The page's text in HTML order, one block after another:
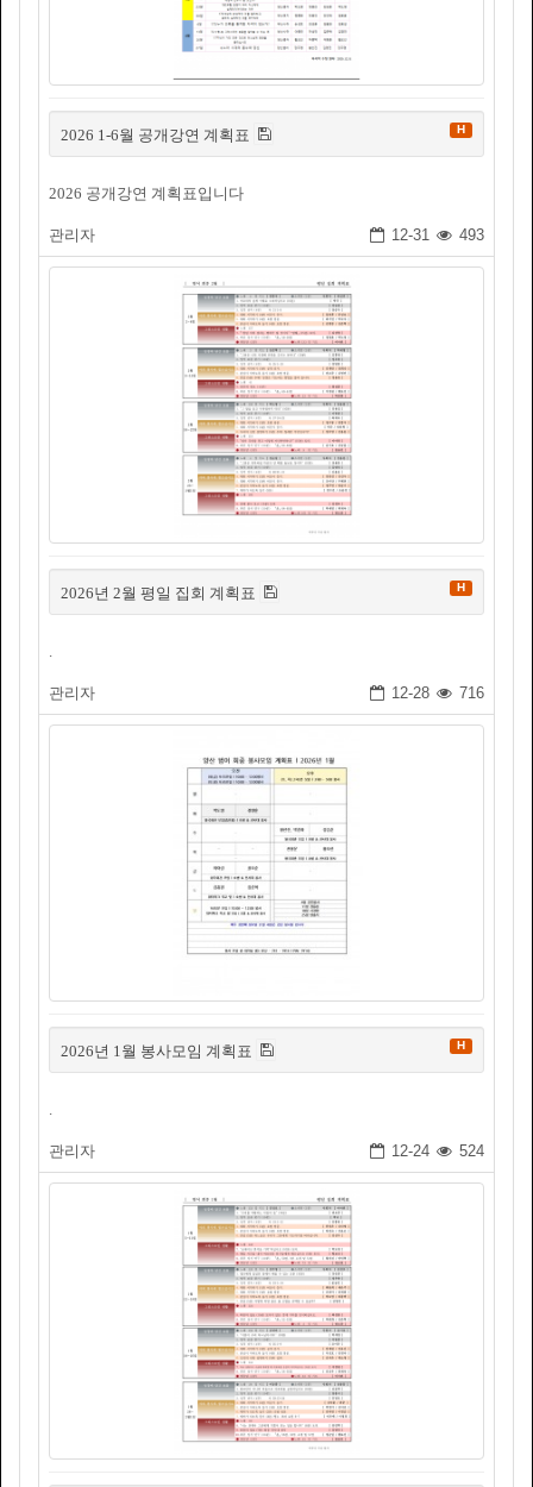
2026 1-6월 공개강연 계획표 H
2026 공개강연 계획표입니다
관리자 12-31 493
2026년 2월 평일 집회 계획표 H
.
관리자 12-28 716
2026년 1월 봉사모임 계획표 H
.
관리자 12-24 524